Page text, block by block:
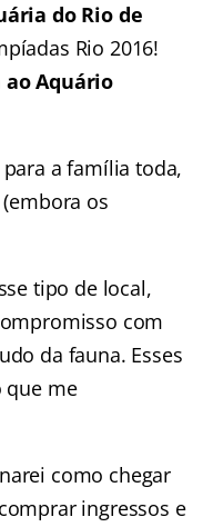
do Rio de
Rio 2016!
ao Aquário
a família toda,
os
tipo de local,
com
da fauna. Esses
que me
como chegar
ingressos e